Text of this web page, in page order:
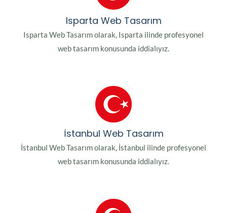
Isparta Web Tasarım
Isparta Web Tasarım olarak, Isparta ilinde profesyonel
web tasarım konusunda iddialıyız.
İstanbul Web Tasarım
İstanbul Web Tasarım olarak, İstanbul ilinde profesyonel
web tasarım konusunda iddialıyız.